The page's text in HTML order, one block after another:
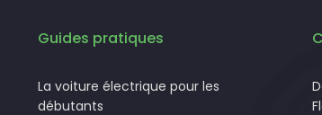
Guides pratiques
La voiture électrique pour les
débutants